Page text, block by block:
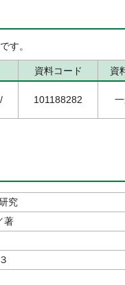
す。
資料コード 資
101188282
究
著